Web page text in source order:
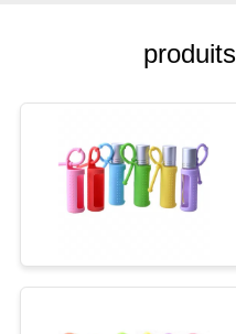
DEMANDEZ
DEVIS
PLAN